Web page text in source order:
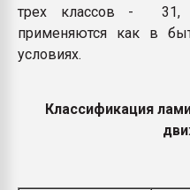
трех классов - 31,
применяются как в
условиях.
Классификация